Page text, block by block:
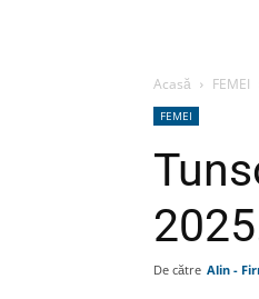
Acasă FEMEI
FEMEI
De către Alin -